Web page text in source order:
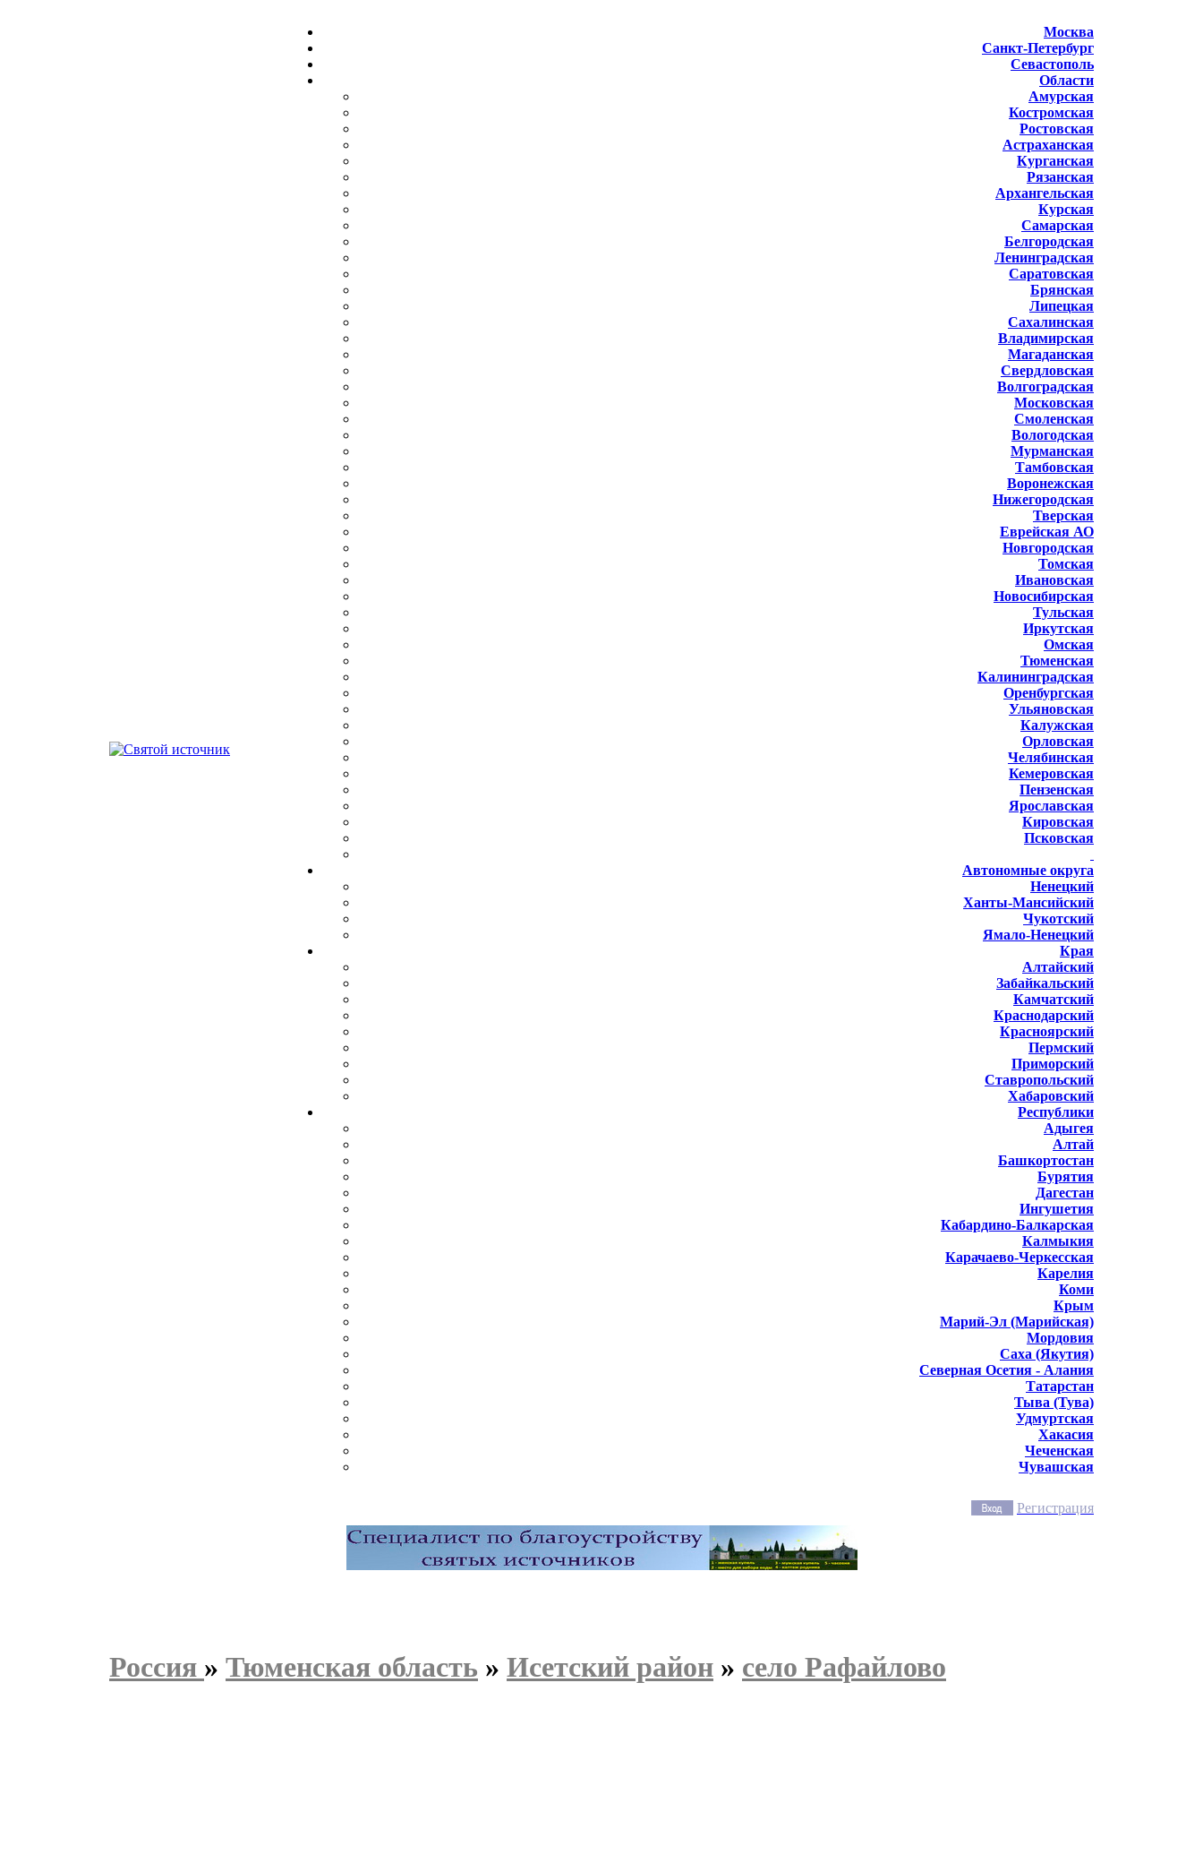
Москва
Санкт-Петербург
Севастополь
Области
Амурская
Костромская
Ростовская
Астраханская
Курганская
Рязанская
Архангельская
Курская
Самарская
Белгородская
Ленинградская
Саратовская
Брянская
Липецкая
Сахалинская
Владимирская
Магаданская
Свердловская
Волгоградская
Московская
Смоленская
Вологодская
Мурманская
Тамбовская
Воронежская
Нижегородская
Тверская
Еврейская АО
Новгородская
Томская
Ивановская
Новосибирская
Тульская
Иркутская
Омская
Тюменская
Калининградская
Оренбургская
Ульяновская
Калужская
Орловская
Челябинская
Кемеровская
Пензенская
Ярославская
Кировская
Псковская
Автономные округа
Ненецкий
Ханты-Мансийский
Чукотский
Ямало-Ненецкий
Края
Алтайский
Забайкальский
Камчатский
Краснодарский
Красноярский
Пермский
Приморский
Ставропольский
Хабаровский
Республики
Адыгея
Алтай
Башкортостан
Бурятия
Дагестан
Ингушетия
Кабардино-Балкарская
Калмыкия
Карачаево-Черкесская
Карелия
Коми
Крым
Марий-Эл (Марийская)
Мордовия
Саха (Якутия)
Северная Осетия - Алания
Татарстан
Тыва (Тува)
Удмуртская
Хакасия
Чеченская
Чувашская
Регистрация
Россия » Тюменская область » Исетский район » село Рафайлово